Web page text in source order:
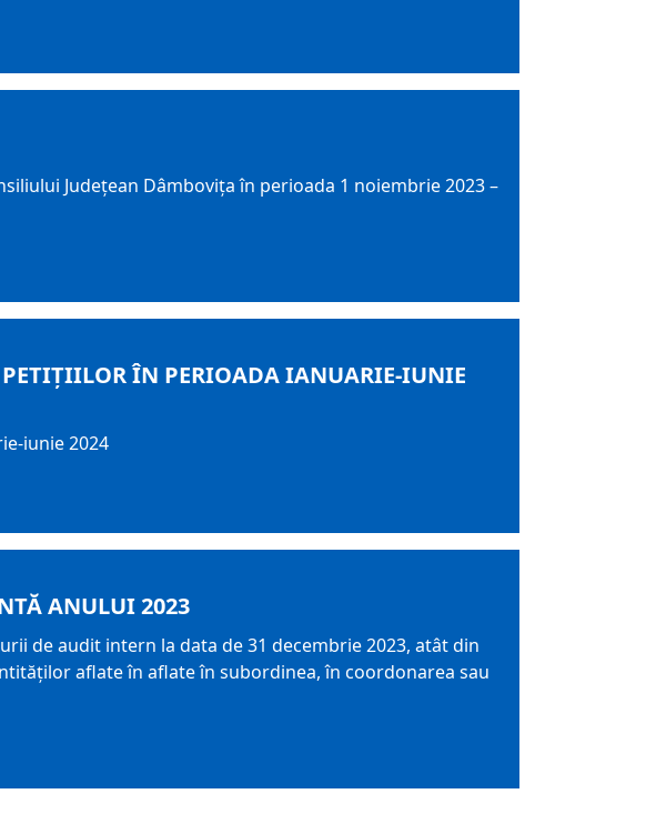
Județean Dâmbovița în perioada 1 noiembrie 2023 –
ÎN PERIOADA IANUARIE-IUNIE
iunie 2024
ANULUI 2023
de audit intern la data de 31 decembrie 2023, atât din
aflate în aflate în subordinea, în coordonarea sau